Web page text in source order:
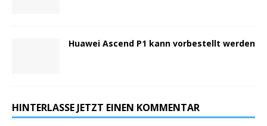
Huawei Ascend P1 kann vorbestellt werden
HINTERLASSE JETZT EINEN KOMMENTAR